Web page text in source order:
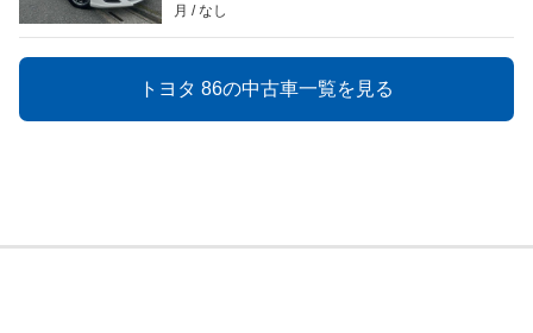
月
なし
トヨタ 86の中古車一覧を見る